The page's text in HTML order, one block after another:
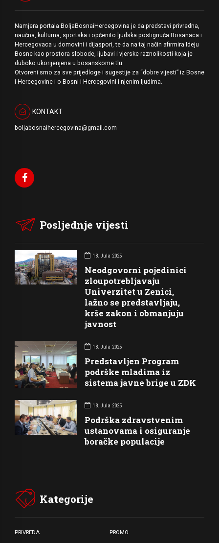
Namjera portala BoljaBosnaiHercegovina je da predstavi privredna,
naučna, kulturna, sportska i općenito ljudska postignuća Bosanaca i
Hercegovaca u domovini i dijaspori, te da na taj način afirmira Ideju
Bosne kao prostora slobode, ljubavi i vjerske raznolikosti koja je
duboko ukorijenjena u bosanskome tlu.
Otvoreni smo za sve prijedloge i sugestije za “dobre vijesti” iz Bosne
i Hercegovine i o Bosni i Hercegovini i njenim ljudima.
KONTAKT
boljabosnaihercegovina@gmail.com
Posljednje vijesti
18. Jula 2025
Neodgovorni pojedinici
zloupotrebljavaju
Univerzitet u Zenici,
lažno se predstavljaju,
krše zakon i obmanjuju
javnost
18. Jula 2025
Predstavljen Program
podrške mladima iz
sistema javne brige u ZDK
18. Jula 2025
Podrška zdravstvenim
ustanovama i osiguranje
boračke populacije
Kategorije
PRIVREDA PROMO